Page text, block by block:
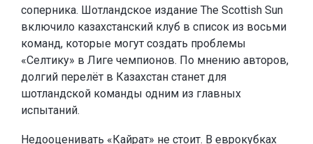
соперника. Шотландское издание The Scottish Sun
включило казахстанский клуб в список из восьми
команд, которые могут создать проблемы
«Селтику» в Лиге чемпионов. По мнению авторов,
долгий перелёт в Казахстан станет для
шотландской команды одним из главных
испытаний.
Недооценивать «Кайрат» не стоит. В еврокубках